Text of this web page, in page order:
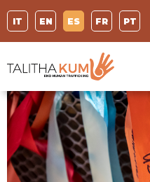
IT EN ES FR PT